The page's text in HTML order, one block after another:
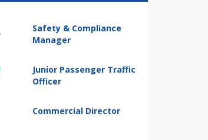
Safety & Compliance
Manager
Junior Passenger Traffic
Officer
Commercial Director